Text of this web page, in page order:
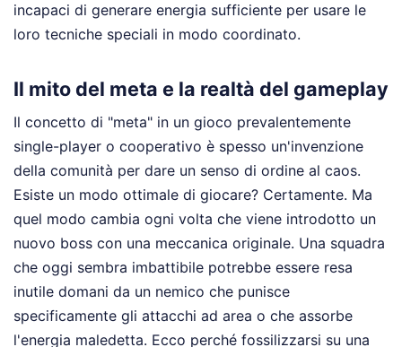
incapaci di generare energia sufficiente per usare le
loro tecniche speciali in modo coordinato.
Il mito del meta e la realtà del gameplay
Il concetto di "meta" in un gioco prevalentemente
single-player o cooperativo è spesso un'invenzione
della comunità per dare un senso di ordine al caos.
Esiste un modo ottimale di giocare? Certamente. Ma
quel modo cambia ogni volta che viene introdotto un
nuovo boss con una meccanica originale. Una squadra
che oggi sembra imbattibile potrebbe essere resa
inutile domani da un nemico che punisce
specificamente gli attacchi ad area o che assorbe
l'energia maledetta. Ecco perché fossilizzarsi su una